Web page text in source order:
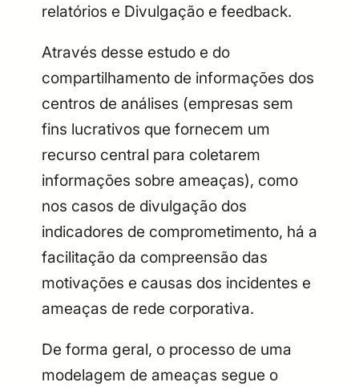
relatórios e Divulgação e feedback.
Através desse estudo e do
compartilhamento de informações dos
centros de análises (empresas sem
fins lucrativos que fornecem um
recurso central para coletarem
informações sobre ameaças), como
nos casos de divulgação dos
indicadores de comprometimento, há a
facilitação da compreensão das
motivações e causas dos incidentes e
ameaças de rede corporativa.
De forma geral, o processo de uma
modelagem de ameaças segue o